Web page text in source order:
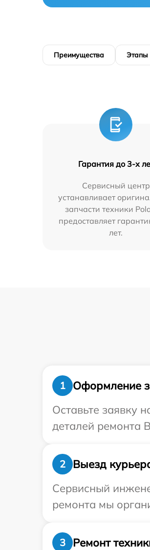
Преимущества Этапы
Гарантия до 3-х
Сервисный центр
устанавливает
запчасти техники
предоставляет
лет.
1
Оформление
Оставьте заявку
деталей ремонта
2
Выезд
Сервисный
ремонта мы
3
Ремонт